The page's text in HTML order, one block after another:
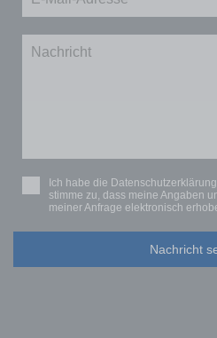
Ich habe die Datenschutzerklärung
stimme zu, dass meine Angaben
meiner Anfrage elektronisch
Nachricht